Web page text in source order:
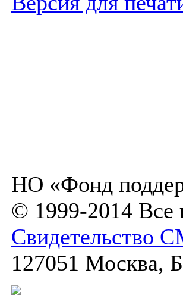
НО «Фонд
© 1999-2014
Свидетельство
127051 Москва,